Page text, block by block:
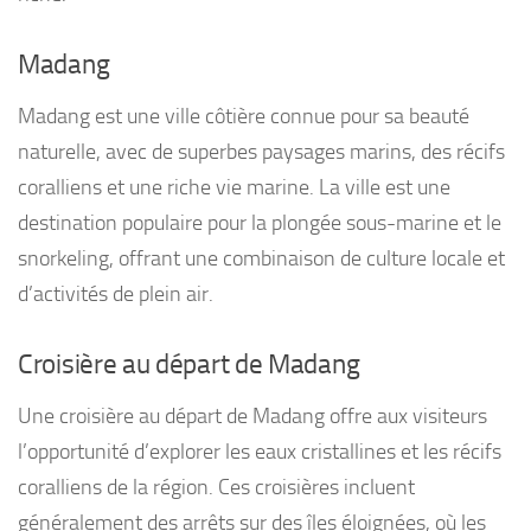
Madang
Madang est une ville côtière connue pour sa beauté
naturelle, avec de superbes paysages marins, des récifs
coralliens et une riche vie marine. La ville est une
destination populaire pour la plongée sous-marine et le
snorkeling, offrant une combinaison de culture locale et
d’activités de plein air.
Croisière au départ de Madang
Une croisière au départ de Madang offre aux visiteurs
l’opportunité d’explorer les eaux cristallines et les récifs
coralliens de la région. Ces croisières incluent
généralement des arrêts sur des îles éloignées, où les